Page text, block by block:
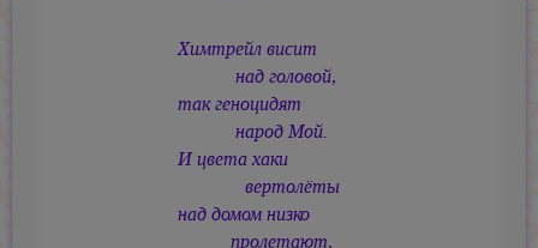
Химтрейл висит
над головой,
так геноцидят
народ Мой.
И цвета хаки
вертолёты
над домом низко
пролетают,